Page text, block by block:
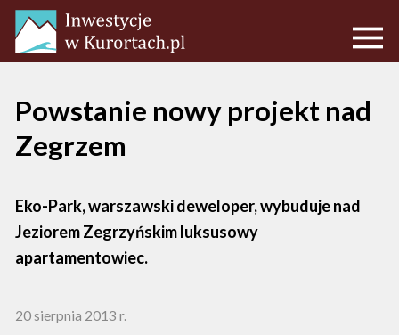
Powstanie nowy projekt nad
Zegrzem
Eko-Park, warszawski deweloper, wybuduje nad
Jeziorem Zegrzyńskim luksusowy
apartamentowiec.
20 sierpnia 2013 r.